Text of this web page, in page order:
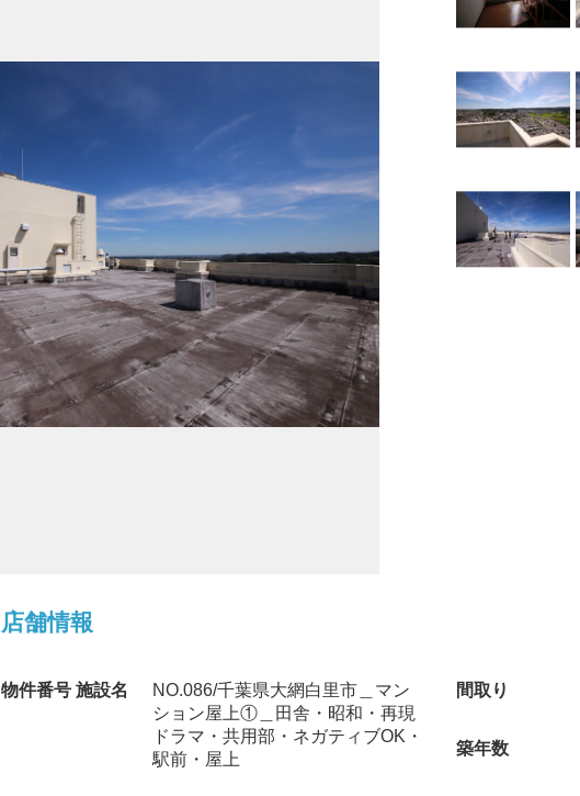
店舗情報
物件番号 施設名
NO.086/千葉県大網白里市＿マン
ション屋上①＿田舎・昭和・再現
ドラマ・共用部・ネガティブOK・
駅前・屋上
間取り
築年数